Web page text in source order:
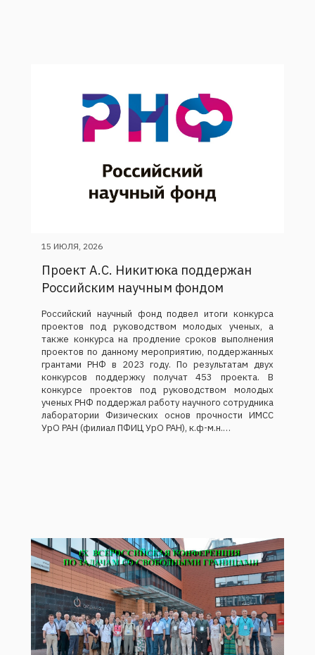
Проект А.С. Никитюка поддержан
Российским научным фондом
Российский научный фонд подвел итоги конкурса
проектов под руководством молодых ученых, а
также конкурса на продление сроков выполнения
проектов по данному мероприятию, поддержанных
грантами РНФ в 2023 году. По результатам двух
конкурсов поддержку получат 453 проекта. В
конкурсе проектов под руководством молодых
ученых РНФ поддержал работу научного сотрудника
лаборатории Физических основ прочности ИМСС
УрО РАН (филиал ПФИЦ УрО РАН), к.ф-м.н.…